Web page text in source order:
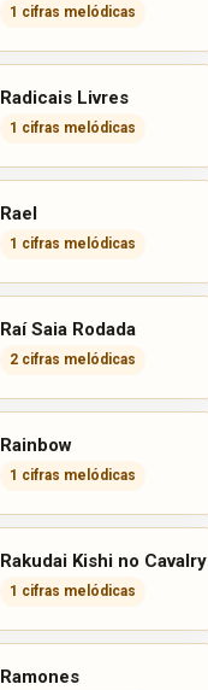
1 cifras melódicas
Radicais Livres
1 cifras melódicas
Rael
1 cifras melódicas
Raí Saia Rodada
2 cifras melódicas
Rainbow
1 cifras melódicas
Rakudai Kishi no Cavalry
1 cifras melódicas
Ramones